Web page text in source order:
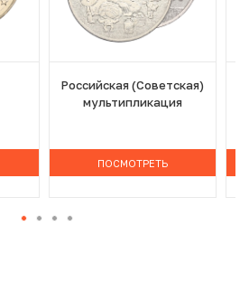
Российская (Советская)
мультипликация
ПОСМОТРЕТЬ